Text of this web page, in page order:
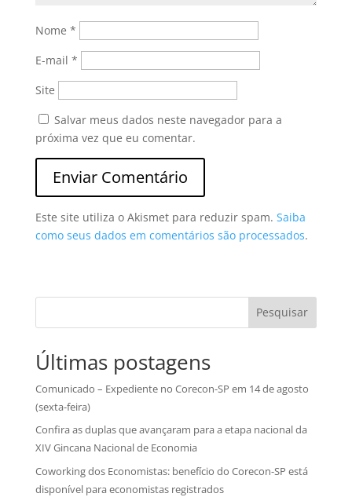
Nome *
E-mail *
Site
Salvar meus dados neste navegador para a
próxima vez que eu comentar.
Este site utiliza o Akismet para reduzir spam. Saiba
como seus dados em comentários são processados.
Pesquisar
Últimas postagens
Comunicado – Expediente no Corecon-SP em 14 de agosto
(sexta-feira)
Confira as duplas que avançaram para a etapa nacional da
XIV Gincana Nacional de Economia
Coworking dos Economistas: benefício do Corecon-SP está
disponível para economistas registrados